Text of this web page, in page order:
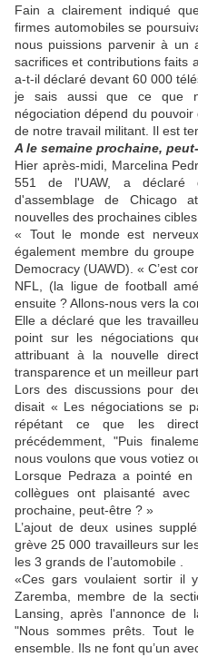
Fain a clairement indiqué
firmes automobiles se
nous puissions parvenir à un
sacrifices et contributions faits
a-t-il déclaré devant 60 000
je sais aussi que ce que
négociation dépend du
de notre travail militant . Il est
A le semaine prochaine,
Hier après-midi, Marcelina
551 de l'UAW, a déclaré
d'assemblage de Chicago
nouvelles des prochaines cibles.
« Tout le monde est
également membre du
Democracy (UAWD). « C’est
NFL, (la ligue de football
ensuite ? Allons-nous vers la
Elle a déclaré que les
point sur les négociations
attribuantà la nouvelle
transparence et un meilleur
Lors des discussions pour
disait « Les négociations se
répétant ce que les
précédemment, "Puis
nous voulons que vous votiez
Lorsque Pedraza a pointéen
collègues ont plaisanté avec
prochaine, peut-être ? »
L’ajout de deux usines
grève 25 000 travailleurs sur
les 3 grands de l’automobile .
«Ces gars voulaient sortir il
Zaremba, membre de la
Lansing, après l'annonce de
"Nous sommes prêts. Tout
ensemble. Ils ne font qu’un